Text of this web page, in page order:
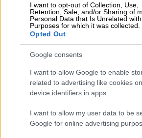
I want to opt-out of Collection, Use,
Retention, Sale, and/or Sharing of
Personal Data that Is Unrelated
Purposes for which it was collected.
Opted Out
Google consents
I want to allow Google to enable
related to advertising like cookies
device identifiers in apps.
I want to allow my user data to be
Google for online advertising
Αλλά θέλω να σταθώ, επίσης,
σημαντική πρόβλεψη για μία
ευκαιρία σε εκείνους τους
οποίοι αποδεδειγμένα έχουν
ενδιαφέρονται να
σπουδές τους, αλλά και σε
πρόνοιες για τους φοιτητές
λόγους υγείας, να έχουν μία
ξεχωριστή δυσκολία να